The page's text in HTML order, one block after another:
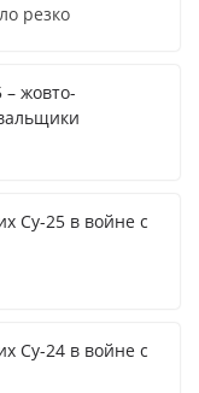
резко
– жовто-
Су-25 в войне с
Су-24 в войне с